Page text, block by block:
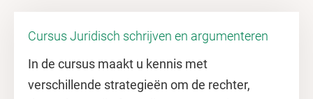
Cursus Juridisch schrijven en argumenteren
In de cursus maakt u kennis met
verschillende strategieën om de rechter,